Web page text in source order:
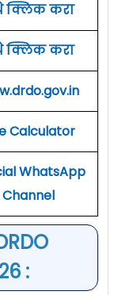
क्लिक करा
क्लिक करा
Calculator
WhatsApp
Channel
: